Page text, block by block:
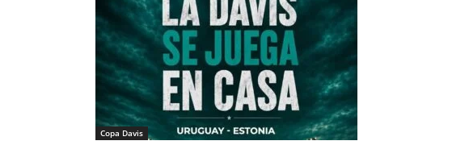
Copa Davis